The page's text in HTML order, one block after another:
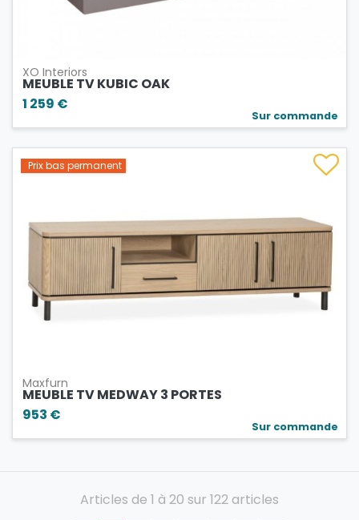
XO Interiors
MEUBLE TV KUBIC OAK
1 259 €
Sur commande
Prix bas permanent
Maxfurn
MEUBLE TV MEDWAY 3 PORTES
953 €
Sur commande
Articles de 1 à 20 sur 122 articles